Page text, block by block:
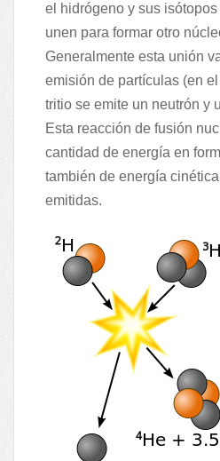
el hidrógeno y sus
unen para formar otro
Generalmente esta unión
emisión de partículas (en
tritio se emite un neutrón y
Esta reacción de fusión
cantidad de energía en
también de energía
emitidas.